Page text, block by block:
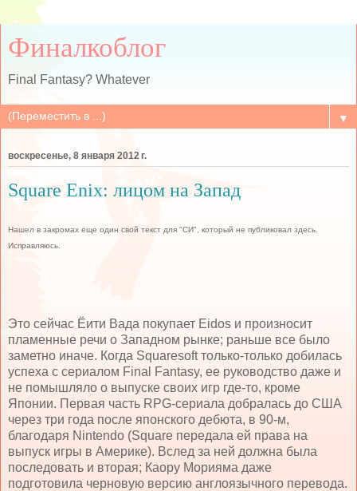
Финалкоблог
Final Fantasy? Whatever
▼
воскресенье, 8 января 2012 г.
Square Enix: лицом на Запад
Нашел в закромах еще один свой текст для "СИ", который не публиковал здесь.
Исправляюсь.
Это сейчас Ёити Вада покупает Eidos и произносит
пламенные речи о Западном рынке; раньше все было
заметно иначе. Когда Squaresoft только-только добилась
успеха с сериалом Final Fantasy, ее руководство даже и
не помышляло о выпуске своих игр где-то, кроме
Японии. Первая часть RPG-сериала добралась до США
через три года после японского дебюта, в 90-м,
благодаря Nintendo (Square передала ей права на
выпуск игры в Америке). Вслед за ней должна была
последовать и вторая; Каору Морияма даже
подготовила черновую версию англоязычного перевода.